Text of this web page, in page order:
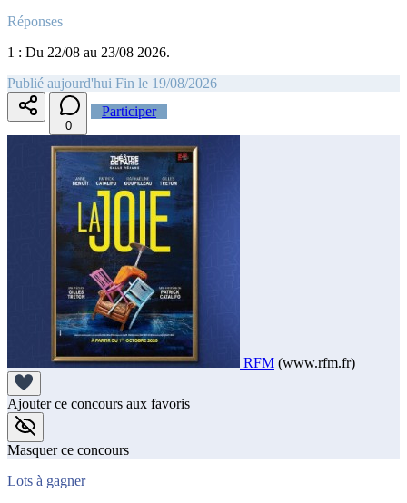
Réponses
1 : Du 22/08 au 23/08 2026.
Publié aujourd'hui Fin le 19/08/2026
0
Participer
RFM (www.rfm.fr)
Ajouter ce concours aux favoris
Masquer ce concours
Lots à gagner